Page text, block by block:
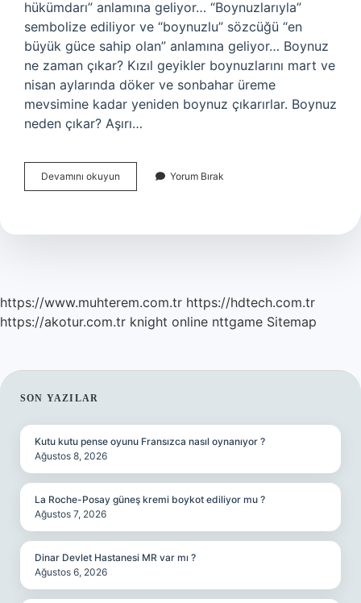
hükümdarı” anlamına geliyor… “Boynuzlarıyla”
sembolize ediliyor ve “boynuzlu” sözcüğü “en
büyük güce sahip olan” anlamına geliyor… Boynuz
ne zaman çıkar? Kızıl geyikler boynuzlarını mart ve
nisan aylarında döker ve sonbahar üreme
mevsimine kadar yeniden boynuz çıkarırlar. Boynuz
neden çıkar? Aşırı…
Devamını okuyun Boynuzların
Çıkmış
Yorum Bırak
https://www.muhterem.com.tr https://hdtech.com.tr
https://akotur.com.tr knight online nttgame Sitemap
SIDEBAR
SON YAZILAR
Kutu kutu pense oyunu Fransızca nasıl oynanıyor ?
Ağustos 8, 2026
La Roche-Posay güneş kremi boykot ediliyor mu ?
Ağustos 7, 2026
Dinar Devlet Hastanesi MR var mı ?
Ağustos 6, 2026